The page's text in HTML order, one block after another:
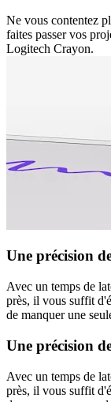
Ne vous contentez
faites passer vos
Logitech Crayon.
Une précision
Avec un temps de
près, il vous suffit
de manquer une
Une précision
Avec un temps de
près, il vous suffit